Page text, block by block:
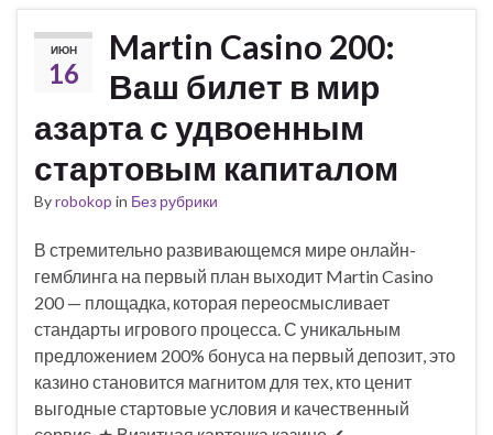
ИЮН
16
Martin Casino 200:
Ваш билет в мир
азарта с удвоенным
стартовым капиталом
Byrobokop in Без рубрики
В стремительно развивающемся мире онлайн-
гемблинга на первый план выходит Martin Casino
200 — площадка, которая переосмысливает
стандарты игрового процесса. С уникальным
предложением 200% бонуса на первый депозит, это
казино становится магнитом для тех, кто ценит
выгодные стартовые условия и качественный